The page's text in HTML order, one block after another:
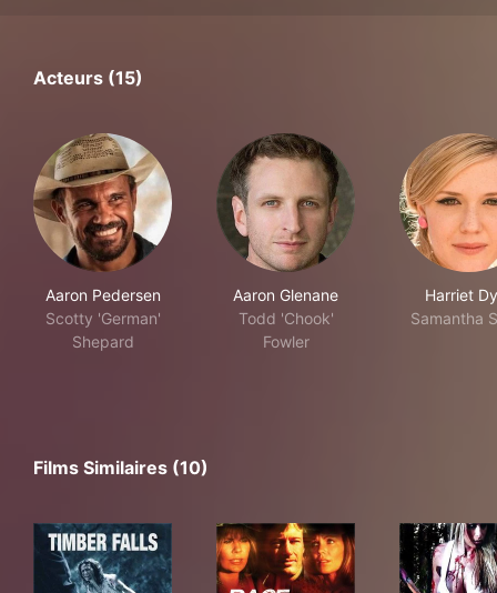
Acteurs (15)
Aaron Pedersen
Scotty 'German'
Shepard
Aaron Glenane
Todd 'Chook'
Fowler
Harriet
Samantha
Films Similaires (10)